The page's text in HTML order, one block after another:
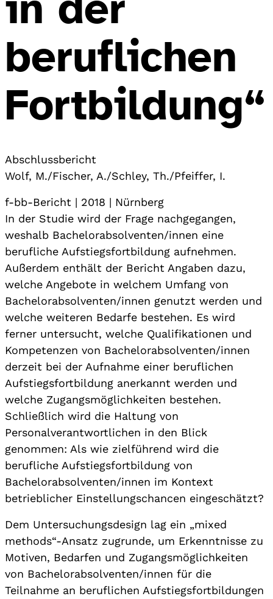
beruflichen
Fortbildung“
Abschlussbericht
Wolf, M./Fischer, A./Schley, Th./Pfeiffer, I.
f-bb-Bericht | 2018 | Nürnberg
In der Studie wird der Frage nachgegangen,
weshalb Bachelorabsolventen/innen eine
berufliche Aufstiegsfortbildung aufnehmen.
Außerdem enthält der Bericht Angaben dazu,
welche Angebote in welchem Umfang von
Bachelorabsolventen/innen genutzt werden und
welche weiteren Bedarfe bestehen. Es wird
ferner untersucht, welche Qualifikationen und
Kompetenzen von Bachelorabsolventen/innen
derzeit bei der Aufnahme einer beruflichen
Aufstiegsfortbildung anerkannt werden und
welche Zugangsmöglichkeiten bestehen.
Schließlich wird die Haltung von
Personalverantwortlichen in den Blick
genommen: Als wie zielführend wird die
berufliche Aufstiegsfortbildung von
Bachelorabsolventen/innen im Kontext
betrieblicher Einstellungschancen eingeschätzt?
Dem Untersuchungsdesign lag ein „mixed
methods“-Ansatz zugrunde, um Erkenntnisse zu
Motiven, Bedarfen und Zugangsmöglichkeiten
von Bachelorabsolventen/innen für die
Teilnahme an beruflichen Aufstiegsfortbildungen